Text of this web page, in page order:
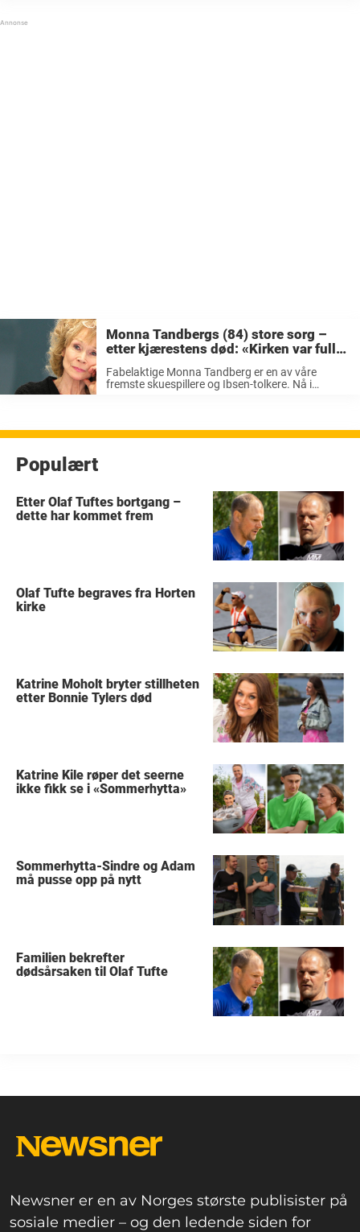
Monna Tandbergs (84) store sorg –
etter kjærestens død: «Kirken var full
av dårlig samvittighet»
Fabelaktige Monna Tandberg er en av våre
fremste skuespillere og Ibsen-tolkere. Nå i
Populært
Etter Olaf Tuftes bortgang –
dette har kommet frem
Olaf Tufte begraves fra Horten
kirke
Katrine Moholt bryter stillheten
etter Bonnie Tylers død
Katrine Kile røper det seerne
ikke fikk se i «Sommerhytta»
Sommerhytta-Sindre og Adam
må pusse opp på nytt
Familien bekrefter
dødsårsaken til Olaf Tufte
Newsner er en av Norges største publisister på
sosiale medier – og den ledende siden for